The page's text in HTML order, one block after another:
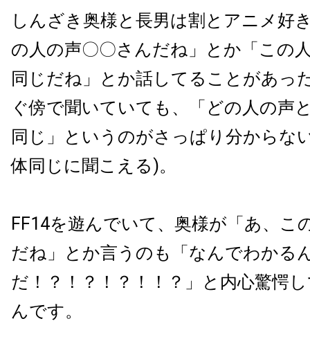
しんざき奥様と長男は割とアニメ好
の人の声〇〇さんだね」とか「この
同じだね」とか話してることがあっ
ぐ傍で聞いていても、「どの人の声
同じ」というのがさっぱり分からな
体同じに聞こえる)。
FF14を遊んでいて、奥様が「あ、こ
だね」とか言うのも「なんでわかる
だ！？！？！？！！？」と内心驚愕
んです。